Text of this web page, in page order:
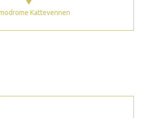
Kattevennen